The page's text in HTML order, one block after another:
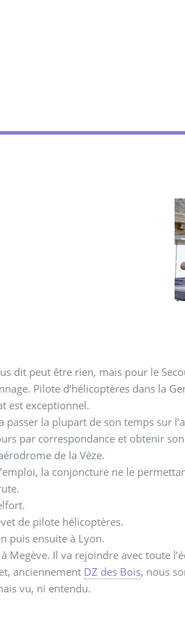
dit peut être rien, mais pour le
Pilote d’hélicoptères dans la
est exceptionnel.
la plupart de son temps sur
par correspondance et obtenir
de la Vèze.
la conjoncture ne le
de pilote hélicoptères.
puis ensuite à Lyon.
Il va rejoindre avec toute
anciennement DZ des Bois, nous
vu, ni entendu.